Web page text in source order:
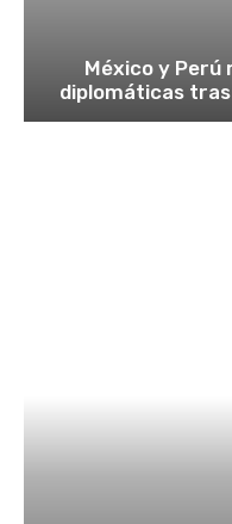
México y Perú
diplomáticas